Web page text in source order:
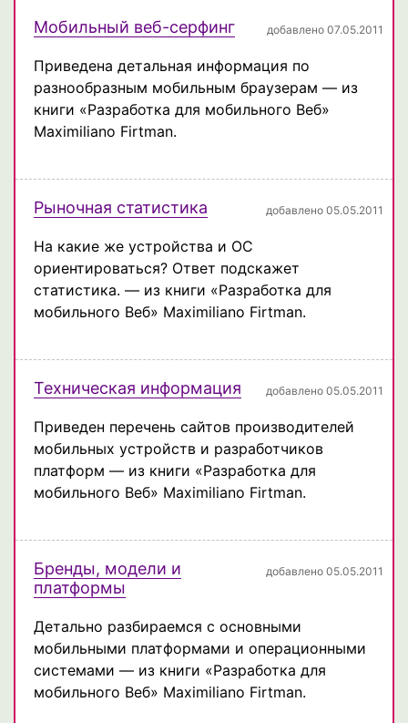
Мобильный веб-серфинг добавлено 07.05.2011
Приведена детальная информация по
разнообразным мобильным браузерам — из
книги «Разработка для мобильного Веб»
Maximiliano Firtman.
Рыночная статистика добавлено 05.05.2011
На какие же устройства и ОС
ориентироваться? Ответ подскажет
статистика. — из книги «Разработка для
мобильного Веб» Maximiliano Firtman.
Техническая информация добавлено 05.05.2011
Приведен перечень сайтов производителей
мобильных устройств и разработчиков
платформ — из книги «Разработка для
мобильного Веб» Maximiliano Firtman.
Бренды, модели и
платформы
добавлено 05.05.2011
Детально разбираемся с основными
мобильными платформами и операционными
системами — из книги «Разработка для
мобильного Веб» Maximiliano Firtman.